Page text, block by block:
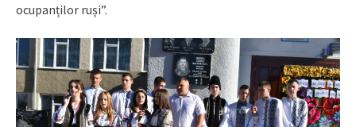
ocupanților ruși”.